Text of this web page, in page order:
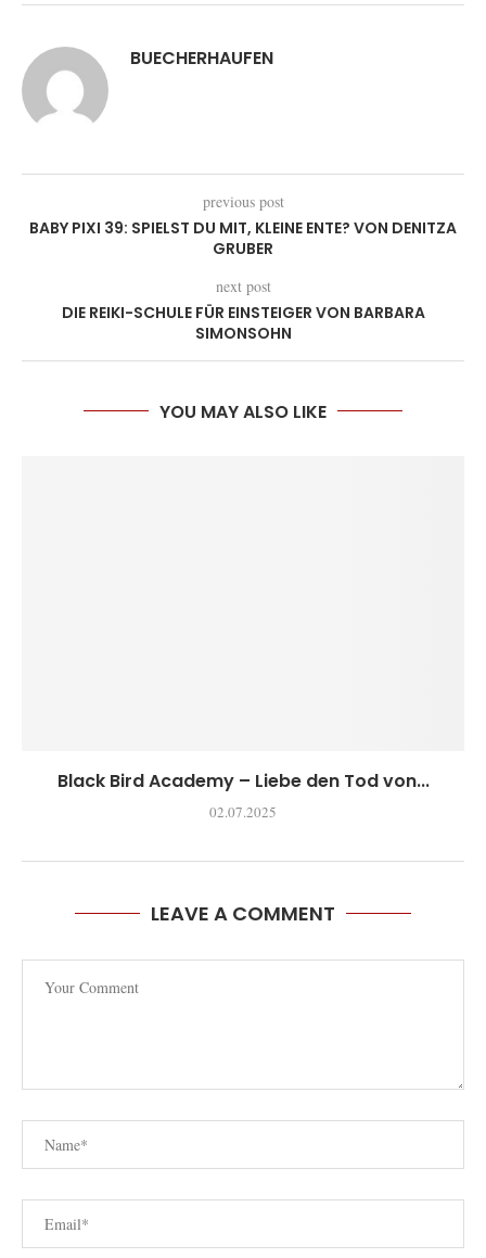
BUECHERHAUFEN
previous post
BABY PIXI 39: SPIELST DU MIT, KLEINE ENTE? VON DENITZA
GRUBER
next post
DIE REIKI-SCHULE FÜR EINSTEIGER VON BARBARA
SIMONSOHN
YOU MAY ALSO LIKE
Black Bird Academy – Liebe den Tod von...
02.07.2025
LEAVE A COMMENT